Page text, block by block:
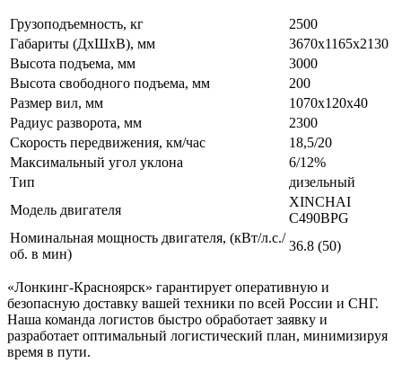
Грузоподъемность, кг
2500
Габариты (ДхШхВ), мм
3670х1165х2130
Высота подъема, мм
3000
Высота свободного подъема, мм
200
Размер вил, мм
1070х120х40
Радиус разворота, мм
2300
Скорость передвижения, км/час
18,5/20
Максимальный угол уклона
6/12%
Тип
дизельный
Модель двигателя
XINCHAI
C490BPG
Номинальная мощность двигателя, (кВт/л.с./
об. в мин)
36.8 (50)
«Лонкинг-Красноярск» гарантирует оперативную и
безопасную доставку вашей техники по всей России и СНГ.
Наша команда логистов быстро обработает заявку и
разработает оптимальный логистический план, минимизируя
время в пути.